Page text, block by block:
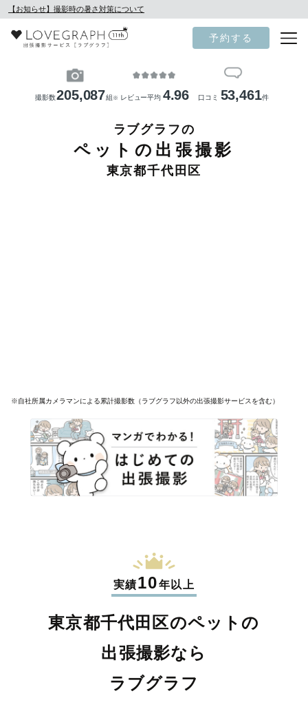
【お知らせ】撮影時の暑さ対策について
予約する
撮影数205,087組 ※ レビュー平均 4.96 口コミ 53,461件
ラブグラフの
ペットの出張撮影
東京都千代田区
※自社所属カメラマンによる累計撮影数（ラブグラフ以外の出張撮影サービスを含む）
実績10年以上
東京都千代田区のペットの
出張撮影なら
ラブグラフ